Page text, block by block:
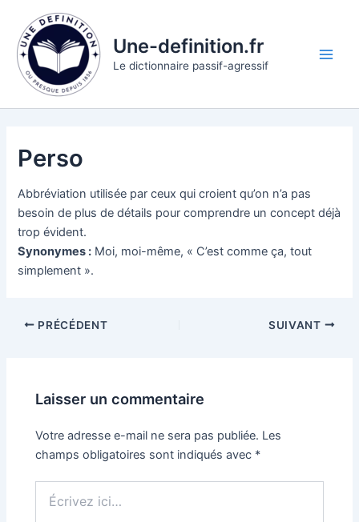
contenu
Une-definition.fr
Le dictionnaire passif-agressif
Perso
Abbréviation utilisée par ceux qui croient qu’on n’a pas
besoin de plus de détails pour comprendre un concept déjà
trop évident.
Synonymes : Moi, moi-même, « C’est comme ça, tout
simplement ».
PRÉCÉDENT SUIVANT
Laisser un commentaire
Votre adresse e-mail ne sera pas publiée. Les
champs obligatoires sont indiqués avec *
ici…